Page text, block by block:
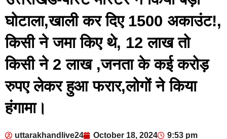
घोटाला,खाली कर दिए 1500 अकाउंट!,
किसी ने जमा किए थे, 12 लाख तो
किसी ने 2 लाख ,जनता के कई करोड़
रुपए लेकर हुआ फरार,लोगों ने किया
हंगामा।
uttarakhandlive24 October 18, 2024
9:53 pm